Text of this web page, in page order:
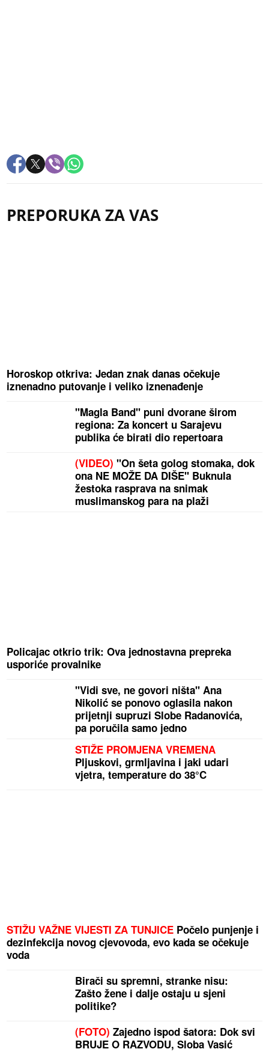
PREPORUKA ZA VAS
Horoskop otkriva: Jedan znak danas očekuje
iznenadno putovanje i veliko iznenađenje
"Magla Band" puni dvorane širom
regiona: Za koncert u Sarajevu
publika će birati dio repertoara
(VIDEO) "On šeta golog stomaka, dok
ona NE MOŽE DA DIŠE" Buknula
žestoka rasprava na snimak
muslimanskog para na plaži
Policajac otkrio trik: Ova jednostavna prepreka
usporiće provalnike
"Vidi sve, ne govori ništa" Ana
Nikolić se ponovo oglasila nakon
prijetnji supruzi Slobe Radanovića,
pa poručila samo jedno
STIŽE PROMJENA VREMENA
Pljuskovi, grmljavina i jaki udari
vjetra, temperature do 38°C
STIŽU VAŽNE VIJESTI ZA TUNJICE Počelo punjenje i
dezinfekcija novog cjevovoda, evo kada se očekuje
voda
Birači su spremni, stranke nisu:
Zašto žene i dalje ostaju u sjeni
politike?
(FOTO) Zajedno ispod šatora: Dok svi
BRUJE O RAZVODU, Sloba Vasić